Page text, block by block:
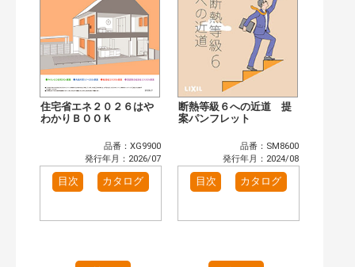
補助金・優遇制度を知る（1）
カタログ一覧＆使い方（1）
カテゴリー
窓・シャッター（2）
玄関ドア・引戸（1）
インテリア建材（1）
エクステリア（1）
キッチン（1）
浴室（1）
洗面化粧室（1）
トイレ（1）
高性能住宅工法（3）
発行年で検索
開始年:
住宅省エネ２０２６はや
わかりＢＯＯＫ
品番：XG9900
発行年月：2026/07
目次 カタログ
断熱等級６への近道 提
案パンフレット
品番：SM8600
発行年月：2024/08
目次 カタログ